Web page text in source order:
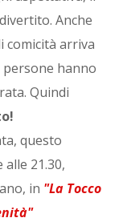
Anche
comicità arriva
persone hanno
Quindi
questo
alle 21.30,
in "La Tocco